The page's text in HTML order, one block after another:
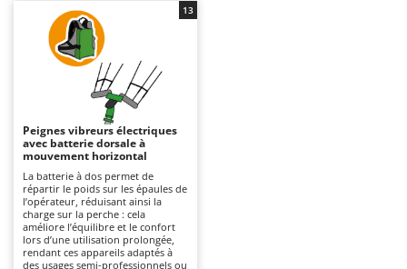
Barbecues
Bennes pour tracteur
Brosses pour sols extérieurs
Brouettes à moteur
Broyeurs à axe horizontal pour tracteur
Broyeurs de branches et végétaux
Butteurs pour tracteur
C
Chargeurs de batterie - Démarreurs
Charrues pour tracteur
Ardes
Argo
Ariete
Attila
Ausonia
Awelco
B
Baesso
Bahco
raccordement, ce qui réduit sa
praticité lors des déplacements.
Conçus pour favoriser la chute
des olives des branches en
agissant latéralement sur la
couronne, ils secouent très
efficacement la branche, facilitant
ainsi la chute des fruits, en
particulier sur les olives bien
mûres situées dans des couronnes
denses. Grâce à leur mouvement
horizontal et à la longueur de
leurs dents en fibre de carbone, ils
travaillent plus efficacement sur
les branches dont les fruits sont
prêts à être récoltés, avec une
bonne rapidité d'exécution.
L'entretien se limite au maintien
de la charge lorsque l'appareil
n'est pas utilisé.
Peignes vibreurs électriques
avec batterie dorsale à
mouvement horizontal
La batterie à dos permet de
répartir le poids sur les épaules de
l’opérateur, réduisant ainsi la
charge sur la perche : cela
améliore l’équilibre et le confort
lors d’une utilisation prolongée,
rendant ces appareils adaptés à
des usages semi-professionnels ou
13